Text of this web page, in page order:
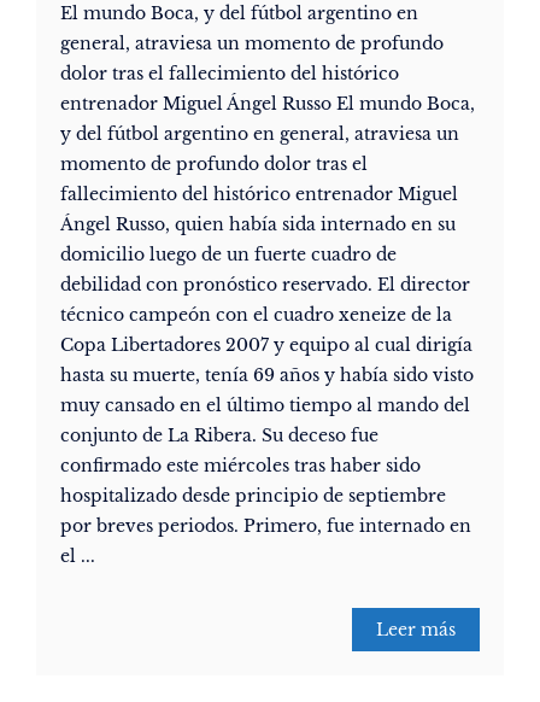
El mundo Boca, y del fútbol argentino en
general, atraviesa un momento de profundo
dolor tras el fallecimiento del histórico
entrenador Miguel Ángel Russo El mundo Boca,
y del fútbol argentino en general, atraviesa un
momento de profundo dolor tras el
fallecimiento del histórico entrenador Miguel
Ángel Russo, quien había sida internado en su
domicilio luego de un fuerte cuadro de
debilidad con pronóstico reservado. El director
técnico campeón con el cuadro xeneize de la
Copa Libertadores 2007 y equipo al cual dirigía
hasta su muerte, tenía 69 años y había sido visto
muy cansado en el último tiempo al mando del
conjunto de La Ribera. Su deceso fue
confirmado este miércoles tras haber sido
hospitalizado desde principio de septiembre
por breves periodos. Primero, fue internado en
el ...
Leer más